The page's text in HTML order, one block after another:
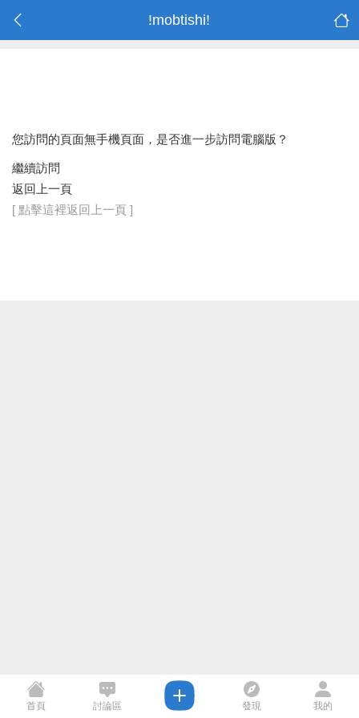
!mobtishi!
您訪問的頁面無手機頁面，是否進一步訪問電腦版？
繼續訪問
返回上一頁
[ 點擊這裡返回上一頁 ]
首頁 討論區 發現 我的